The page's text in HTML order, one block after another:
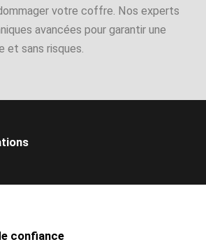
votre coffre. Nos experts
avancées pour garantir une
et sans risques.
confiance